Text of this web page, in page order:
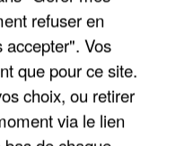
refuser en
accepter". Vos
que pour ce site.
choix, ou retirer
via le lien